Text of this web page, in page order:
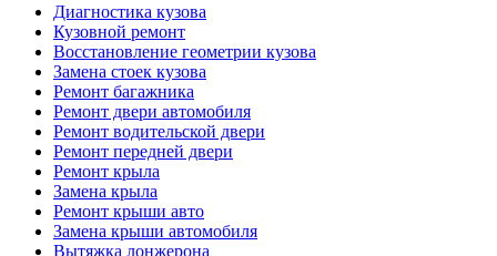
Диагностика кузова
Кузовной ремонт
Восстановление геометрии кузова
Замена стоек кузова
Ремонт багажника
Ремонт двери автомобиля
Ремонт водительской двери
Ремонт передней двери
Ремонт крыла
Замена крыла
Ремонт крыши авто
Замена крыши автомобиля
Вытяжка лонжерона